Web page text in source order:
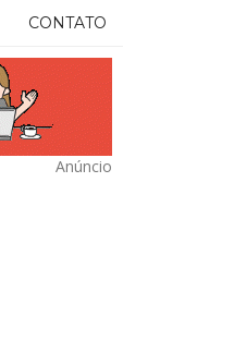
CONTATO
Anúncio